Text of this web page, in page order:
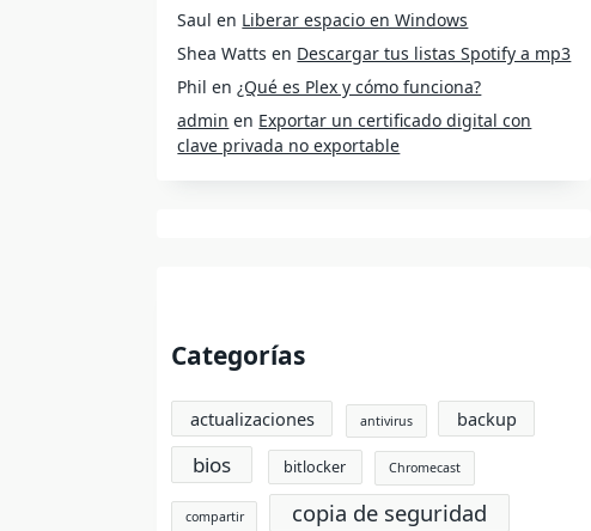
Saul en Liberar espacio en Windows
Shea Watts en Descargar tus listas Spotify a mp3
Phil en¿Qué es Plex y cómo funciona?
admin en Exportar un certificado digital con
clave privada no exportable
Categorías
actualizaciones antivirus backup
bios bitlocker Chromecast
compartir copia de seguridad